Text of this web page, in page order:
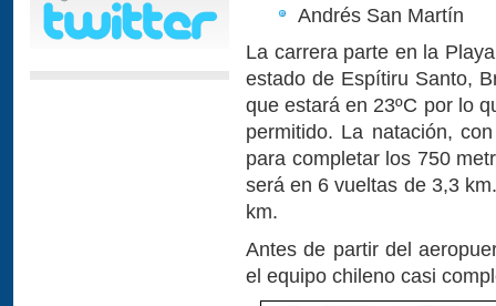
Andrés San Martín
La carrera parte en la
estado de Espítiru Santo,
que estará en 23ºC por lo
permitido. La natación,
para completar los 750
será en 6 vueltas de 3,3
km.
Antes de partir del
el equipo chileno casi